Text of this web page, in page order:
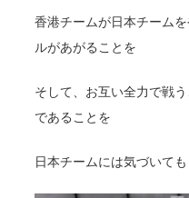
香港チームが日本チーム
ルがあがることを
そして、お互い全力で戦
であることを
日本チームには気づいて